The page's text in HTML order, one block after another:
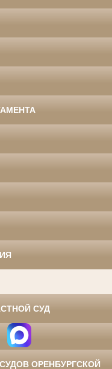
СУД
ОРЕНБУРГСКОЙ